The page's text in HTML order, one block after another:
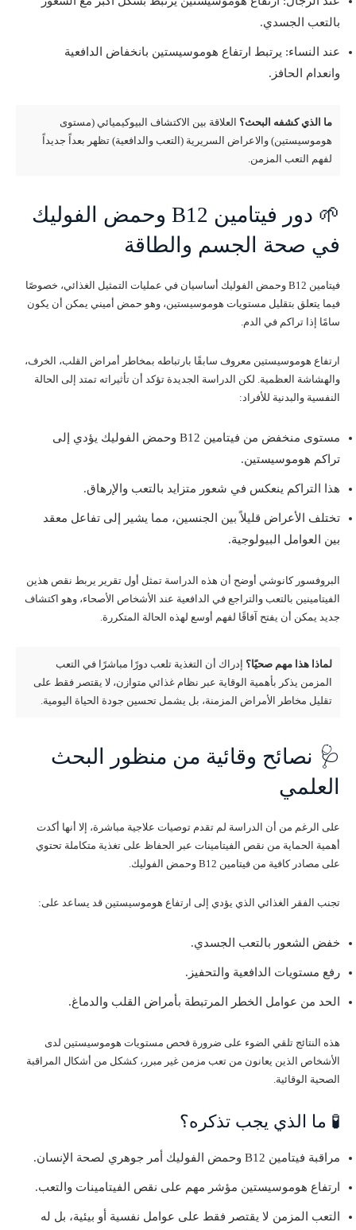
بالتعب الجسدي.
عند النساء: يرتبط ارتفاع هوموسيستين بانخفاض الدافعية
وانعدام الحافز.
ما الذي كشفه البحث؟ العلاقة بين الاكتشاف البيوكيميائي (مستوى
هوموسيستين) والاعراض السريرية (التعب والدافعية) تظهر بعداً جديداً
لفهم التعب المزمن.
🌱 دور فيتامين B12 وحمض الفوليك
في صحة الجسم والطاقة
فيتامين B12 وحمض الفوليك أساسيان في عمليات التمثيل الغذائي، خصوصًا
فيما يتعلق بتقليل مستويات هوموسيستين، وهو حمض أميني يمكن أن يكون
سامًا إذا تراكم في الدم.
ارتفاع هوموسيستين معروف سابقًا بارتباطه بمخاطر أمراض القلب، الخرف،
والهشاشة العظمية. لكن الدراسة الجديدة تؤكد أن تأثيراته تمتد إلى الحالة
النفسية والبدنية للأفراد:
مستوى منخفض من فيتامين B12 وحمض الفوليك يؤدي إلى
تراكم هوموسيستين.
هذا التراكم ينعكس في شعور متزايد بالتعب والإرهاق.
تختلف الأعراض قليلاً بين الجنسين، مما يشير إلى تفاعل معقد
بين العوامل البيولوجية.
البروفسور كانوشي أوضح أن هذه الدراسة تمثل أول تقرير يربط نقص هذين
الفيتامينين بالتعب والتراجع في الدافعية عند الأشخاص الأصحاء، وهو اكتشاف
جديد يمكن أن يفتح آفاقًا لفهم أوسع لهذه الحالة المتكررة.
لماذا هذا مهم صحيًا؟ إدراك أن التغذية تلعب دورًا مباشرًا في التعب
المزمن يذكر بأهمية الوقاية عبر نظام غذائي متوازن، لا يقتصر فقط على
تقليل مخاطر الأمراض المزمنة، بل يشمل تحسين جودة الحياة اليومية.
🩺 نصائح وقائية من منظور البحث
العلمي
على الرغم من أن الدراسة لم تقدم توصيات علاجية مباشرة، إلا أنها أكدت
أهمية الحماية من نقص الفيتامينات عبر الحفاظ على تغذية متكاملة تحتوي
على مصادر كافية من فيتامين B12 وحمض الفوليك.
تجنب الفقر الغذائي الذي يؤدي إلى ارتفاع هوموسيستين قد يساعد على:
خفض الشعور بالتعب الجسدي.
رفع مستويات الدافعية والتحفيز.
الحد من عوامل الخطر المرتبطة بأمراض القلب والدماغ.
هذه النتائج تلقي الضوء على ضرورة فحص مستويات هوموسيستين لدى
الأشخاص الذين يعانون من تعب مزمن غير مبرر، كشكل من أشكال المراقبة
الصحية الوقائية.
🧪 ما الذي يجب تذكره؟
مراقبة فيتامين B12 وحمض الفوليك أمر جوهري لصحة الإنسان.
ارتفاع هوموسيستين مؤشر مهم على نقص الفيتامينات والتعب.
التعب المزمن لا يقتصر فقط على عوامل نفسية أو بيئية، بل له